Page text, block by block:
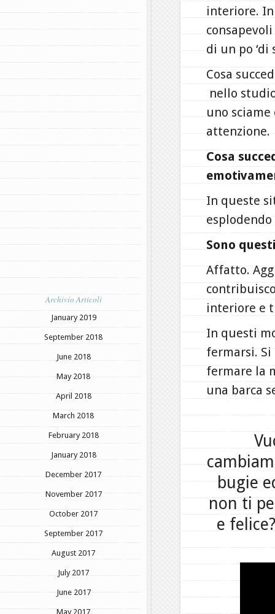
Archivio Articoli
January 2019
September 2018
June 2018
May 2018
April 2018
March 2018
February 2018
January 2018
December 2017
November 2017
October 2017
September 2017
August 2017
July 2017
June 2017
May 2017
interiore.
di un po
Cosa
nello
uno
attenzione.
Cosa
In queste
Sono
Affatto.
interiore e
In questi
fermarsi. Si
fermare la
una barca
bugie
non ti
e